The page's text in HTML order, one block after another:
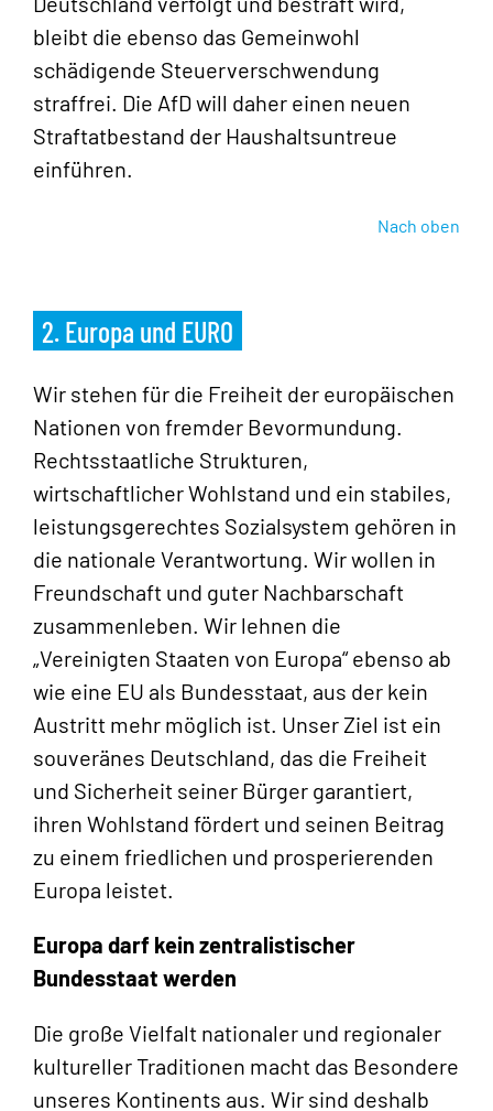
bleibt die ebenso das Gemeinwohl
schädigende Steuerverschwendung
straffrei. Die AfD will daher einen neuen
Straftatbestand der Haushaltsuntreue
einführen.
Nach oben
2. Europa und EURO
Wir stehen für die Freiheit der europäischen
Nationen von fremder Bevormundung.
Rechtsstaatliche Strukturen,
wirtschaftlicher Wohlstand und ein stabiles,
leistungsgerechtes Sozialsystem gehören in
die nationale Verantwortung. Wir wollen in
Freundschaft und guter Nachbarschaft
zusammenleben. Wir lehnen die
„Vereinigten Staaten von Europa“ ebenso ab
wie eine EU als Bundesstaat, aus der kein
Austritt mehr möglich ist. Unser Ziel ist ein
souveränes Deutschland, das die Freiheit
und Sicherheit seiner Bürger garantiert,
ihren Wohlstand fördert und seinen Beitrag
zu einem friedlichen und prosperierenden
Europa leistet.
Europa darf kein zentralistischer
Bundesstaat werden
Die große Vielfalt nationaler und regionaler
kultureller Traditionen macht das Besondere
unseres Kontinents aus. Wir sind deshalb